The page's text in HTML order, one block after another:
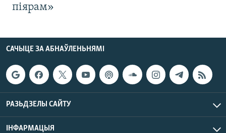
піярам»
САЧЫЦЕ ЗА АБНАЎЛЕНЬНЯМІ
РАЗЬДЗЕЛЫ САЙТУ
ІНФАРМАЦЫЯ